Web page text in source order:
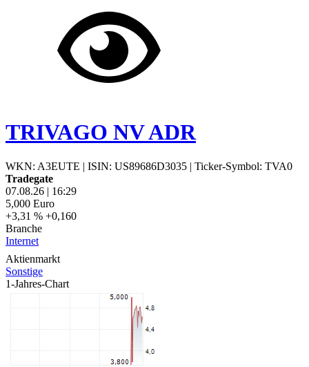
TRIVAGO NV ADR
WKN: A3EUTE | ISIN: US89686D3035 | Ticker-Symbol: TVA0
Tradegate
07.08.26 | 16:29
5,000 Euro
+3,31 % +0,160
Branche
Internet
Aktienmarkt
Sonstige
1-Jahres-Chart